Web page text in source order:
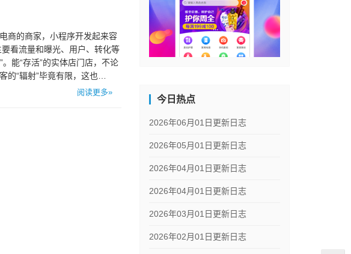
商的商家，小程序开发起来容
看流量和曝光、用户、转化等
能“存活”的实体店门店，不论
的“辐射”毕竟有限，这也…
阅读更多»
今日热点
2026年06月01日更新日志
2026年05月01日更新日志
2026年04月01日更新日志
2026年04月01日更新日志
2026年03月01日更新日志
2026年02月01日更新日志